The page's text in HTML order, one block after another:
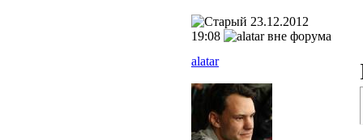
23.12.2012
19:08
alatar